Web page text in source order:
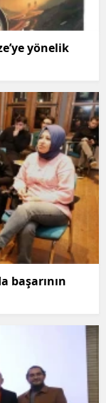
yönelik
başarının